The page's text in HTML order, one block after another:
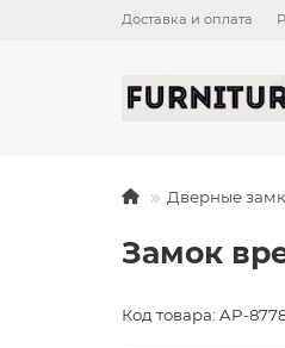
Доставка и оплата
Дверные
Замок
Код товара: AP-